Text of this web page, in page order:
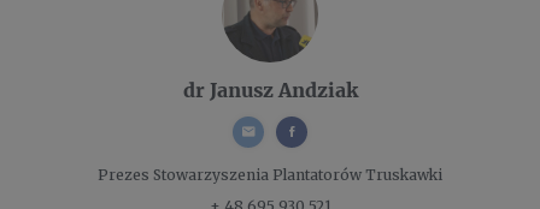
dr Janusz Andziak
Prezes Stowarzyszenia Plantatorów Truskawki